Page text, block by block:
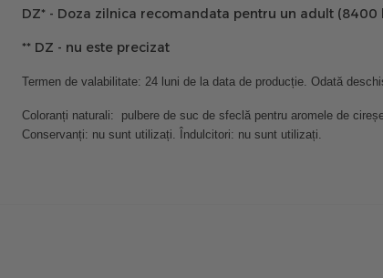
DZ* - Doza zilnica recomandata pentru un adult (8400
** DZ - nu este precizat
Termen de valabilitate: 24 luni de la data de producție. Odată
Coloranți naturali: pulbere de suc de sfeclă pentru aromele de
Conservanți: nu sunt utilizați. Îndulcitori: nu sunt utilizați.